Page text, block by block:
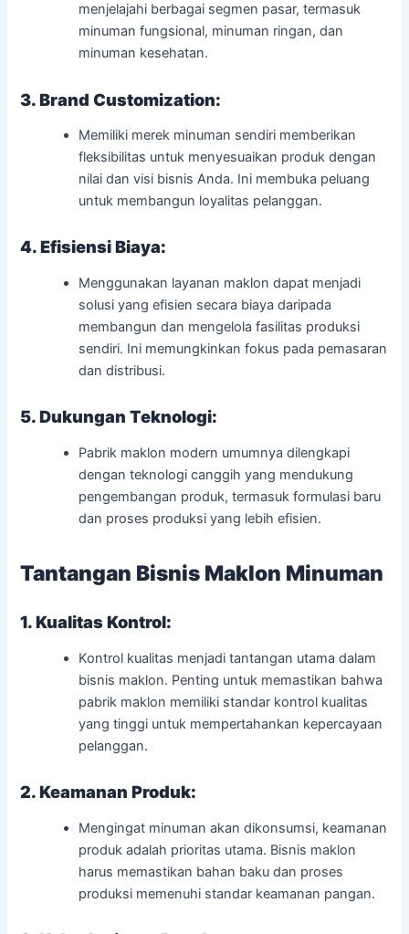
menjelajahi berbagai segmen pasar, termasuk
minuman fungsional, minuman ringan, dan
minuman kesehatan.
3. Brand Customization:
Memiliki merek minuman sendiri memberikan
fleksibilitas untuk menyesuaikan produk dengan
nilai dan visi bisnis Anda. Ini membuka peluang
untuk membangun loyalitas pelanggan.
4. Efisiensi Biaya:
Menggunakan layanan maklon dapat menjadi
solusi yang efisien secara biaya daripada
membangun dan mengelola fasilitas produksi
sendiri. Ini memungkinkan fokus pada pemasaran
dan distribusi.
5. Dukungan Teknologi:
Pabrik maklon modern umumnya dilengkapi
dengan teknologi canggih yang mendukung
pengembangan produk, termasuk formulasi baru
dan proses produksi yang lebih efisien.
Tantangan Bisnis Maklon Minuman
1. Kualitas Kontrol:
Kontrol kualitas menjadi tantangan utama dalam
bisnis maklon. Penting untuk memastikan bahwa
pabrik maklon memiliki standar kontrol kualitas
yang tinggi untuk mempertahankan kepercayaan
pelanggan.
2. Keamanan Produk:
Mengingat minuman akan dikonsumsi, keamanan
produk adalah prioritas utama. Bisnis maklon
harus memastikan bahan baku dan proses
produksi memenuhi standar keamanan pangan.